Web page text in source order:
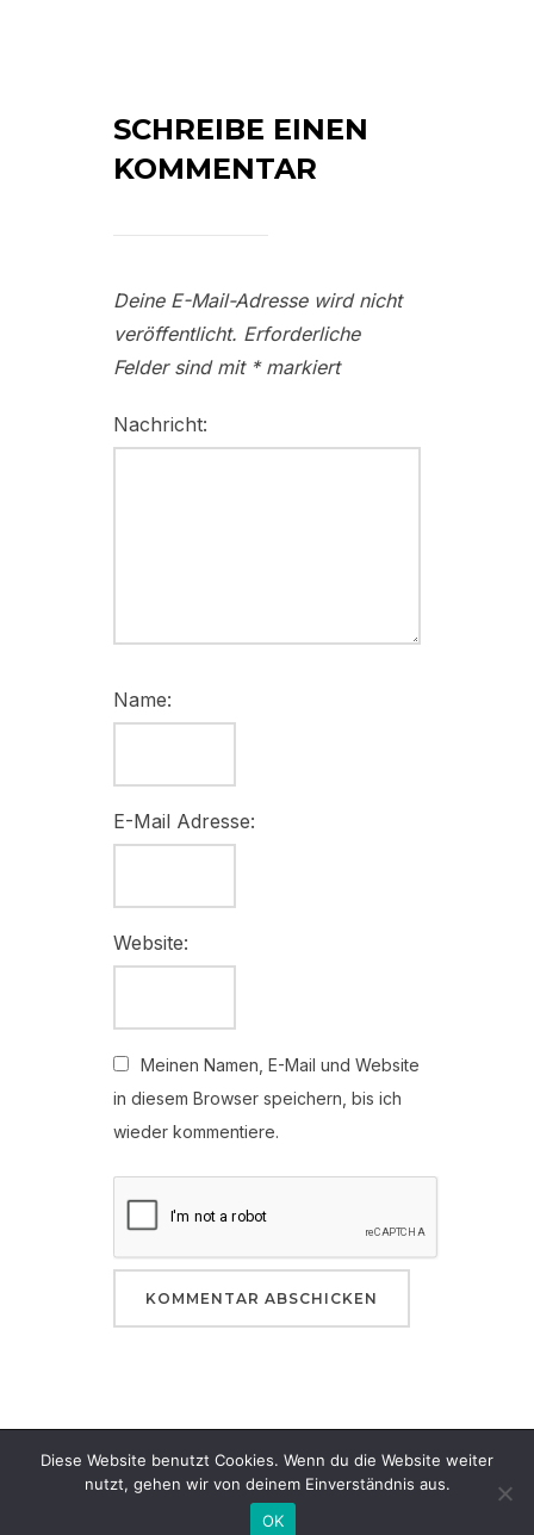
SCHREIBE EINEN
KOMMENTAR
Deine E-Mail-Adresse wird nicht
veröffentlicht. Erforderliche
Felder sind mit *markiert
Nachricht:
Name:
E-Mail Adresse:
Website:
Meinen Namen, E-Mail und Website
in diesem Browser speichern, bis ich
wieder kommentiere.
Präsentiert von WordPress
Inspiro WordPress Theme von
Diese Website benutzt Cookies. Wenn du die Website weiter
nutzt, gehen wir von deinem Einverständnis aus.
OK